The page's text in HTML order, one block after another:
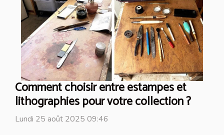
Comment choisir entre estampes et
lithographies pour votre collection ?
Lundi 25 août 2025 09:46